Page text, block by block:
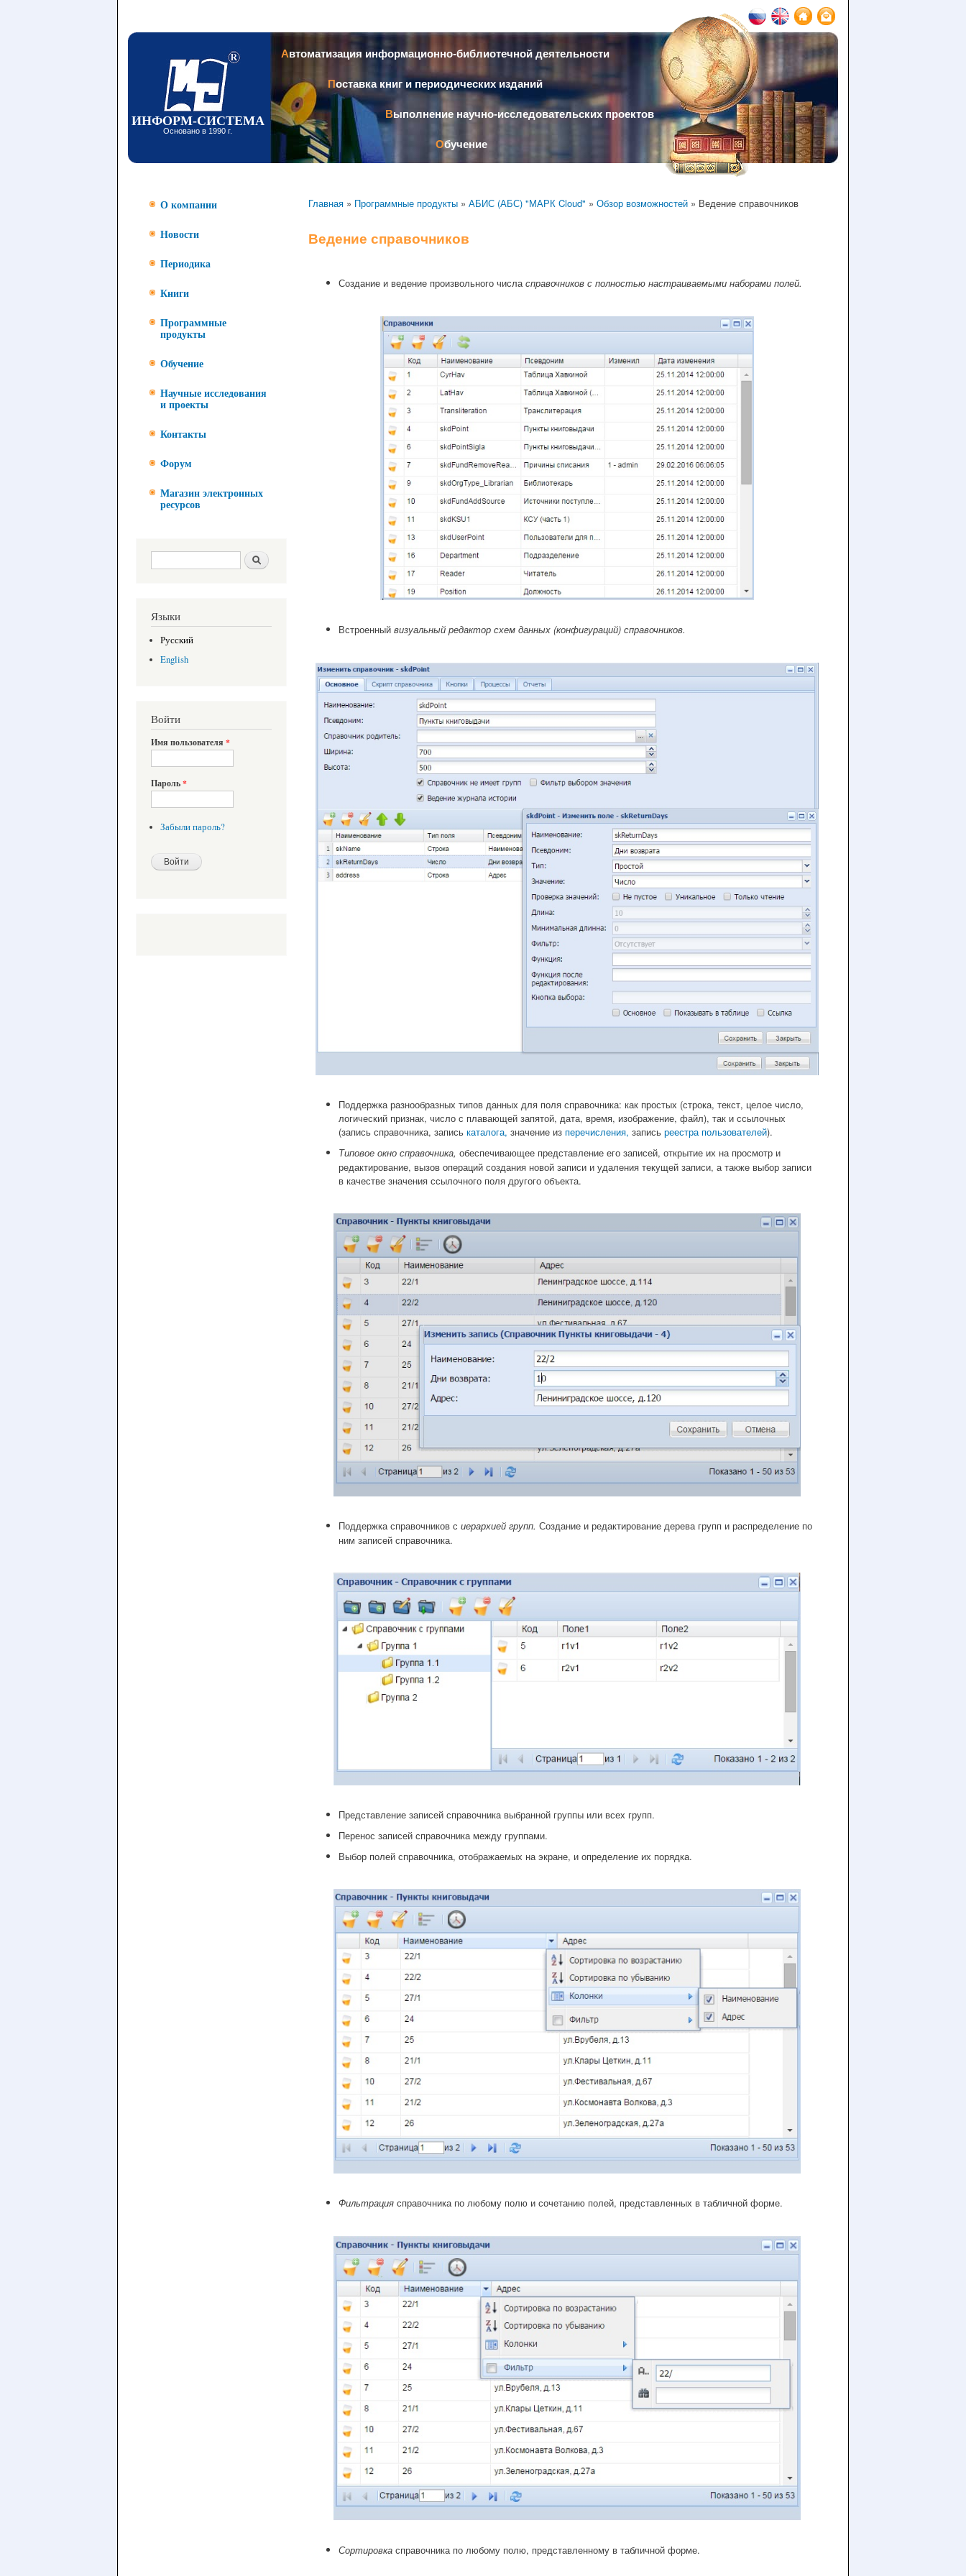
содержанию
ИНФОРМ-СИСТЕМА
Основано в 1990 г.
Автоматизация информационно-библиотечной деятельности
Поставка книг и периодических изданий
Выполнение научно-исследовательских проектов
Обучение
О компании
Новости
Периодика
Книги
Программные
продукты
Обучение
Научные исследования
и проекты
Контакты
Форум
Магазин электронных
ресурсов
Форма поиска Поиск
Языки
Русский
English
Войти
Имя пользователя *
Пароль*
Забыли пароль?
Главная » Программные продукты » АБИС (АБС) "МАРК Cloud" » Обзор возможностей » Ведение справочников
Ведение справочников
Создание и ведение произвольного числасправочников с полностью настраиваемыми наборами полей.
Встроенныйвизуальный редактор схем данных (конфигураций) справочников.
Поддержка разнообразных типов данных для поля справочника: как простых (строка, текст, целое число,
логический признак, число с плавающей запятой, дата, время, изображение, файл), так и ссылочных
(запись справочника, запись каталога, значение изперечисления, записьреестра пользователей).
Типовое окно справочника, обеспечивающее представление его записей, открытие их на просмотр и
редактирование, вызов операций создания новой записи и удаления текущей записи, а также выбор записи
в качестве значения ссылочного поля другого объекта.
Поддержка справочников сиерархией групп.Создание и редактирование дерева групп и распределение по
ним записей справочника.
Представление записей справочника выбранной группы или всех групп.
Перенос записей справочника между группами.
Выбор полей справочника, отображаемых на экране, и определение их порядка.
Фильтрация справочника по любому полю и сочетанию полей, представленных в табличной форме.
Сортировка справочника по любому полю, представленному в табличной форме.